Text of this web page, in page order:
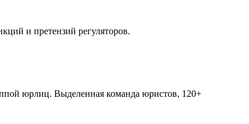
и претензий регуляторов.
юрлиц. Выделенная команда юристов, 120+